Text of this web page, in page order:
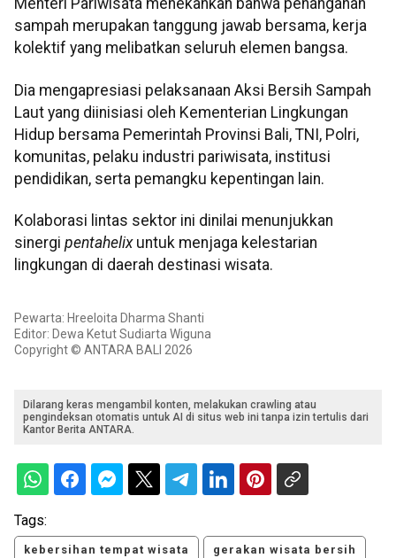
Menteri Pariwisata menekankan bahwa penanganan
sampah merupakan tanggung jawab bersama, kerja
kolektif yang melibatkan seluruh elemen bangsa.
Dia mengapresiasi pelaksanaan Aksi Bersih Sampah
Laut yang diinisiasi oleh Kementerian Lingkungan
Hidup bersama Pemerintah Provinsi Bali, TNI, Polri,
komunitas, pelaku industri pariwisata, institusi
pendidikan, serta pemangku kepentingan lain.
Kolaborasi lintas sektor ini dinilai menunjukkan
sinergi pentahelixuntuk menjaga kelestarian
lingkungan di daerah destinasi wisata.
Pewarta: Hreeloita Dharma Shanti
Editor: Dewa Ketut Sudiarta Wiguna
Copyright © ANTARA BALI 2026
Dilarang keras mengambil konten, melakukan crawling atau
pengindeksan otomatis untuk AI di situs web ini tanpa izin tertulis dari
Kantor Berita ANTARA.
Tags:
kebersihan tempat wisata gerakan wisata bersih